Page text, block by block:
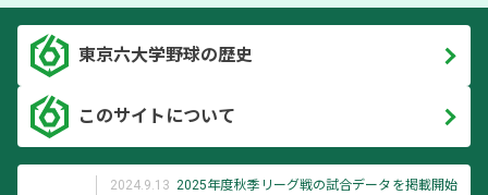
東京六大学野球の歴史
このサイトについて
2024.9.13 2025年度秋季リーグ戦の試合データを掲載開始